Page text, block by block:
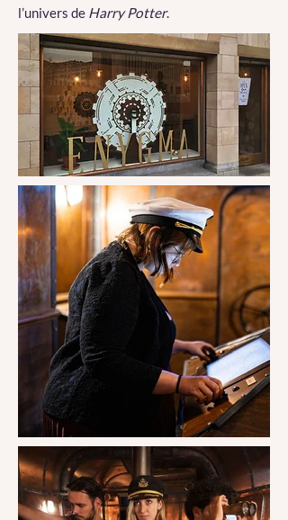
l’univers de Harry Potter.